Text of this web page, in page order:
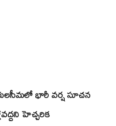
భారీ వర్ష సూచన
హెచ్చరిక